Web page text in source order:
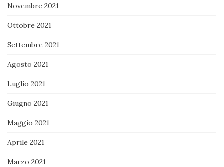
Novembre 2021
Ottobre 2021
Settembre 2021
Agosto 2021
Luglio 2021
Giugno 2021
Maggio 2021
Aprile 2021
Marzo 2021